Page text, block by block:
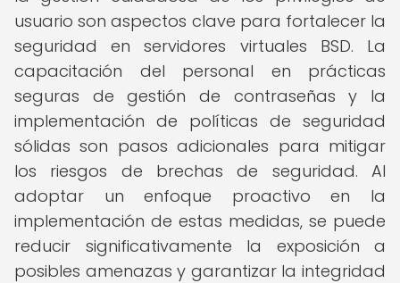
usuario son aspectos clave para fortalecer la
seguridad en servidores virtuales BSD. La
capacitación del personal en prácticas
seguras de gestión de contraseñas y la
implementación de políticas de seguridad
sólidas son pasos adicionales para mitigar
los riesgos de brechas de seguridad. Al
adoptar un enfoque proactivo en la
implementación de estas medidas, se puede
reducir significativamente la exposición a
posibles amenazas y garantizar la integridad